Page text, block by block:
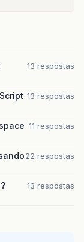
13 respostas
13 respostas
11 respostas
22 respostas
13 respostas